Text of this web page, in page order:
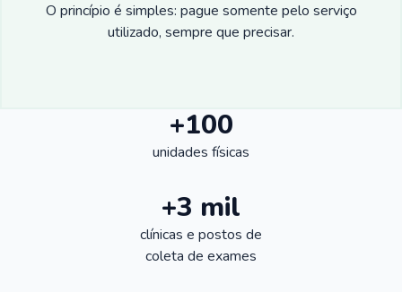
O princípio é simples: pague somente pelo serviço
utilizado, sempre que precisar.
+100
unidades físicas
+3 mil
clínicas e postos de
coleta de exames